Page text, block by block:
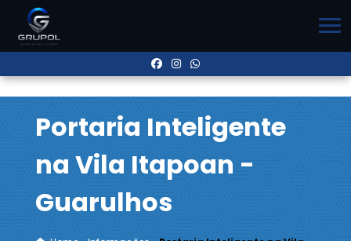
Portaria Inteligente
na Vila Itapoan -
Guarulhos